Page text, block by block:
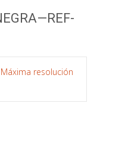
Máxima resolución